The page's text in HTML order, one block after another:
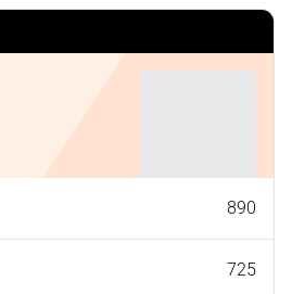
890
725